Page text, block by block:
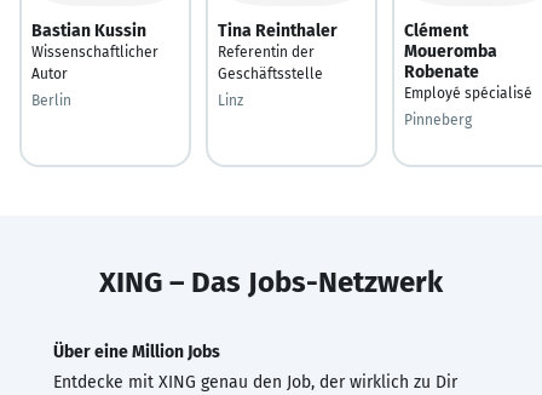
Bastian Kussin
Wissenschaftlicher
Autor
Berlin
Tina Reinthaler
Referentin der
Geschäftsstelle
Linz
Clément
Moueromba
Robenate
Employé spécialisé
Pinneberg
XING – Das Jobs-Netzwerk
Über eine Million Jobs
Entdecke mit XING genau den Job, der wirklich zu Dir